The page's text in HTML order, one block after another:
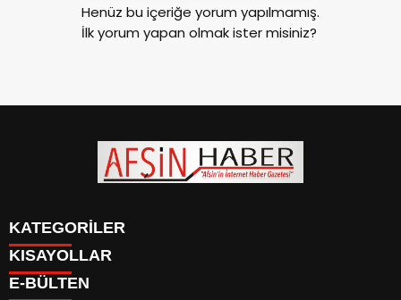
Henüz bu içeriğe yorum yapılmamış.
İlk yorum yapan olmak ister misiniz?
KATEGORİLER
SİYASET
EĞİTİM
KISAYOLLAR
E-BÜLTEN